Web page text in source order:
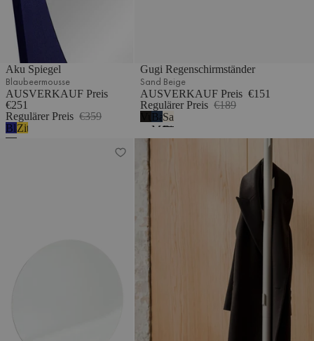
Aku Spiegel
Blaubeermousse
AUSVERKAUF Preis
€251
Regulärer Preis €359
Blaubeermousse
Zitronengelb
Gugi Regenschirmständer
Sand Beige
AUSVERKAUF Preis €151
Regulärer Preis €189
Vulkanschwarz
Baltisches
Marineblau
Sand
Beige